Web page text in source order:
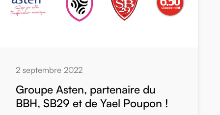
2 septembre 2022
Groupe Asten, partenaire du
BBH, SB29 et de Yael Poupon !